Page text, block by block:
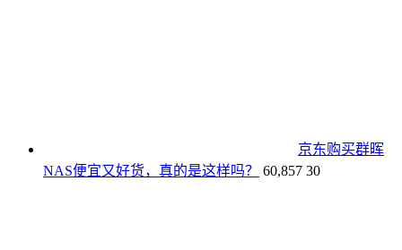
京东购买群晖
NAS便宜又好货，真的是这样吗？
60,857 30